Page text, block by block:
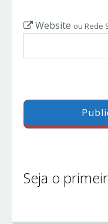
Website ou Rede
Seja o